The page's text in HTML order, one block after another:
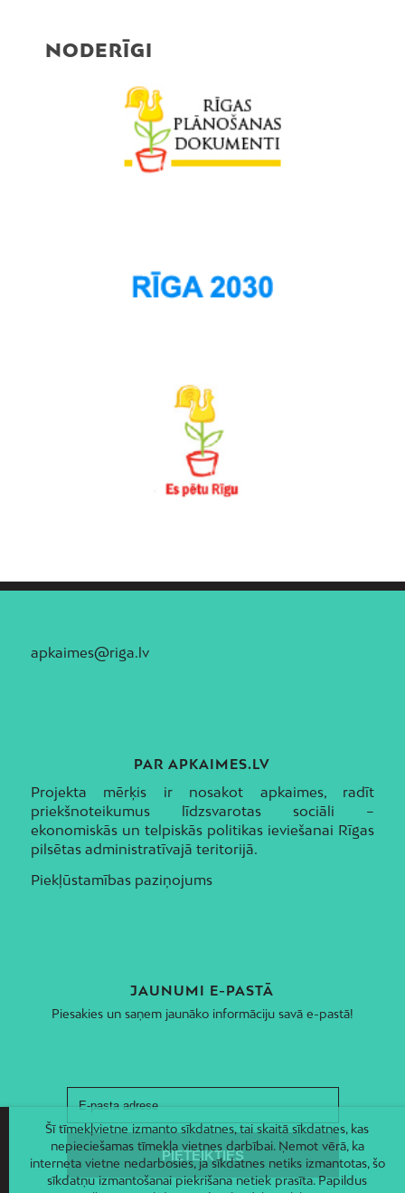
NODERĪGI
apkaimes@riga.lv
PAR APKAIMES.LV
Projekta mērķis ir nosakot apkaimes, radīt
priekšnoteikumus līdzsvarotas sociāli –
ekonomiskās un telpiskās politikas ieviešanai Rīgas
pilsētas administratīvajā teritorijā.
Piekļūstamības paziņojums
JAUNUMI E-PASTĀ
Piesakies un saņem jaunāko informāciju savā e-pastā!
Šī tīmekļvietne izmanto sīkdatnes, tai skaitā sīkdatnes, kas
nepieciešamas tīmekļa vietnes darbībai. Ņemot vērā, ka
interneta vietne nedarbosies, ja sīkdatnes netiks izmantotas, šo
sīkdatņu izmantošanai piekrišana netiek prasīta. Papildus